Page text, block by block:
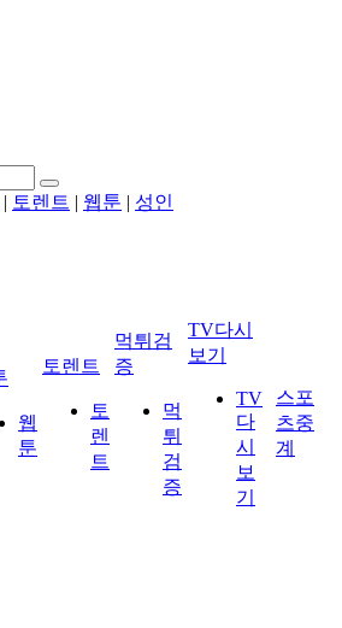
| 토렌트 | 웹툰 | 성인
웹
툰
토렌트
토
렌
트
먹튀검
증
먹
튀
검
증
TV다시
보기
TV
다
시
보
기
스포
츠중
계